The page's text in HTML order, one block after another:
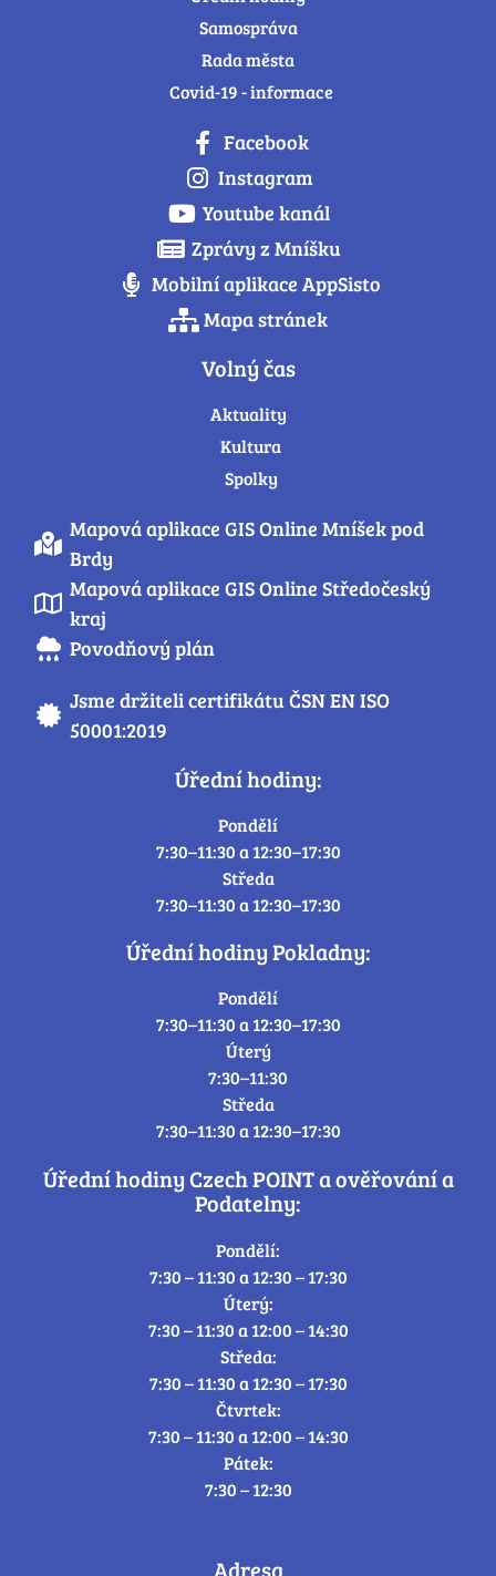
Samospráva
Rada města
Covid-19 - informace
Facebook
Instagram
Youtube kanál
Zprávy z Mníšku
Mobilní aplikace AppSisto
Mapa stránek
Volný čas
Aktuality
Kultura
Spolky
Mapová aplikace GIS Online Mníšek pod
Brdy
Mapová aplikace GIS Online Středočeský
kraj
Povodňový plán
Jsme držiteli certifikátu ČSN EN ISO
50001:2019
Úřední hodiny:
Pondělí
7:30–11:30 a 12:30–17:30
Středa
7:30–11:30 a 12:30–17:30
Úřední hodiny Pokladny:
Pondělí
7:30–11:30 a 12:30–17:30
Úterý
7:30–11:30
Středa
7:30–11:30 a 12:30–17:30
Úřední hodiny Czech POINT a ověřování a
Podatelny:
Pondělí:
7:30 – 11:30 a 12:30 – 17:30
Úterý:
7:30 – 11:30 a 12:00 – 14:30
Středa:
7:30 – 11:30 a 12:30 – 17:30
Čtvrtek:
7:30 – 11:30 a 12:00 – 14:30
Pátek:
7:30 – 12:30
Adresa